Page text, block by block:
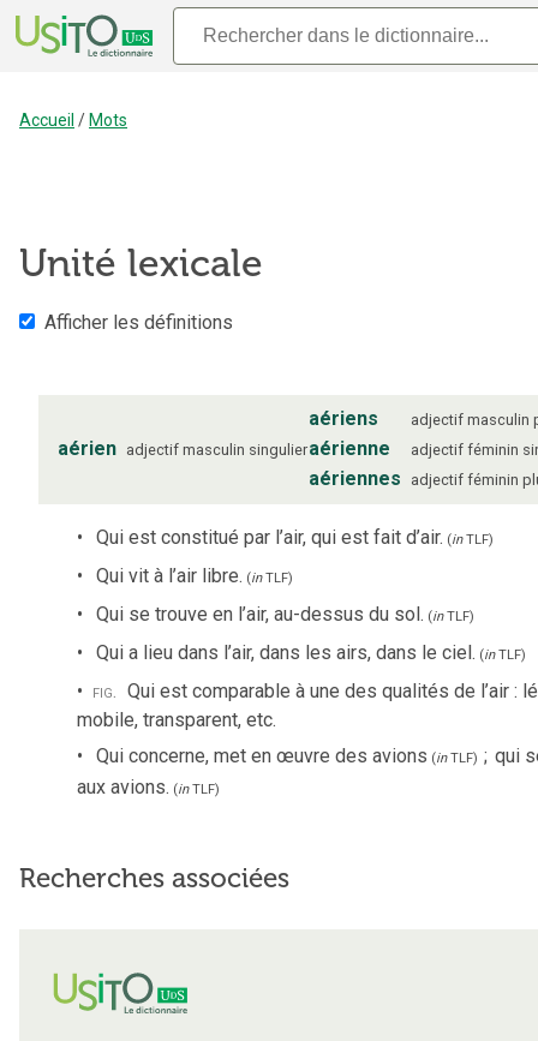
Accueil / Mots
Unité lexicale
Afficher les définitions
aérien adjectif masculin singulier
aériens adjectif masculin
aérienne adjectif féminin
aériennes adjectif féminin
Qui est constitué par l’air, qui est fait d’air. (inTLF)
Qui vit à l’air libre. (inTLF)
Qui se trouve en l’air, au-dessus du sol. (inTLF)
Qui a lieu dans l’air, dans les airs, dans le ciel. (inTLF)
fig. Qui est comparable à une des qualités de l’air :
mobile, transparent, etc.
Qui concerne, met en œuvre des avions (inTLF) ; qui
aux avions. (inTLF)
Recherches associées